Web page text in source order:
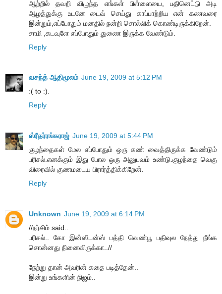
ஆற்றில் தவறி விழுந்த எங்கள் பிள்ளையை, பதினெட்டு அடி
ஆழத்துக்கு உடனே டைவ் செய்து காப்பாற்றிய என் கணவரை
இன்றும்,எப்போதும் மனதில் நன்றி சொல்லிக் கொண்டிருக்கிறேன்.
சாமி ,கடவுளே எப்போதும் துணை இருக்க வேண்டும்.
Reply
வசந்த் ஆதிமூலம் June 19, 2009 at 5:12 PM
:( to :).
Reply
ஸ்ரீதர்ரங்கராஜ் June 19, 2009 at 5:44 PM
குழந்தைகள் மேல எப்போதும் ஒரு கண் வைத்திருக்க வேண்டும்
பரிசல்.எனக்கும் இது போல ஒரு அனுபவம் உண்டு.குழந்தை வெகு
விரைவில் குணமடைய பிரார்த்திக்கிறேன்.
Reply
Unknown June 19, 2009 at 6:14 PM
//நர்சிம் said..
பரிசல்.. கோ இன்ஸிடன்ஸ் பத்தி வெண்பூ பதிவுல நேத்து நீங்க
சொன்னது நினைவிருக்கா..//
நேற்று தான் அவரின் கதை படித்தேன்..
இன்று உங்களின் நிஜம்..